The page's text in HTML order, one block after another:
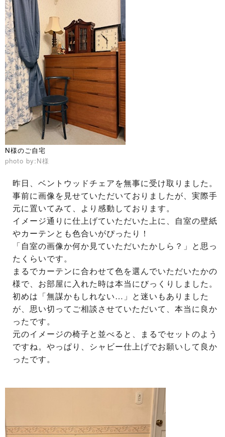
N様のご自宅
photo by:N様
昨日、ベントウッドチェアを無事に受け取りました。
事前に画像を見せていただいておりましたが、実際手
元に置いてみて、より感動しております。
イメージ通りに仕上げていただいた上に、自室の壁紙
やカーテンとも色合いがぴったり！
「自室の画像か何か見ていただいたかしら？」と思っ
たくらいです。
まるでカーテンに合わせて色を選んでいただいたかの
様で、お部屋に入れた時は本当にびっくりしました。
初めは「無謀かもしれない…」と迷いもありました
が、思い切ってご相談させていただいて、本当に良か
ったです。
元のイメージの椅子と並べると、まるでセットのよう
ですね。やっぱり、シャビー仕上げでお願いして良か
ったです。